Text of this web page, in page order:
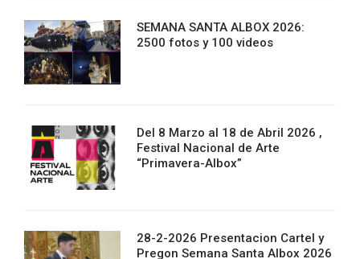
SEMANA SANTA ALBOX 2026:
2500 fotos y 100 videos
Del 8 Marzo al 18 de Abril 2026 ,
Festival Nacional de Arte
“Primavera-Albox”
28-2-2026 Presentacion Cartel y
Pregon Semana Santa Albox 2026